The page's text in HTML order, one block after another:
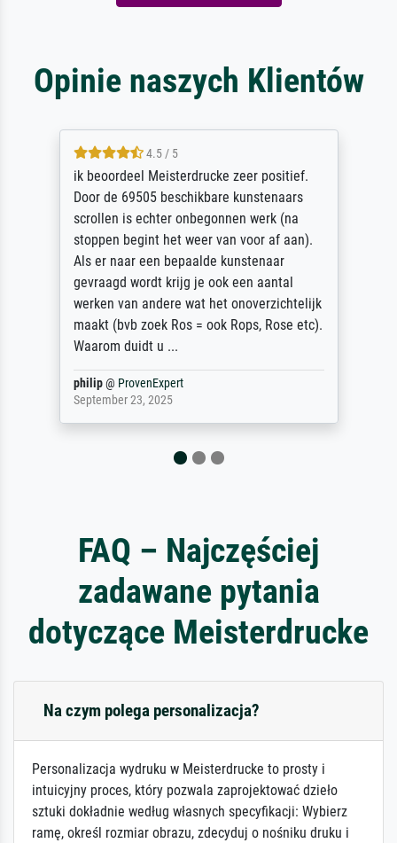
Opinie naszych Klientów
4.5 / 5
ik beoordeel Meisterdrucke zeer positief.
Door de 69505 beschikbare kunstenaars
scrollen is echter onbegonnen werk (na
stoppen begint het weer van voor af aan).
Als er naar een bepaalde kunstenaar
gevraagd wordt krijg je ook een aantal
werken van andere wat het onoverzichtelijk
maakt (bvb zoek Ros = ook Rops, Rose etc).
Waarom duidt u ...
philip@ ProvenExpert
September 23, 2025
FAQ – Najczęściej
zadawane pytania
dotyczące Meisterdrucke
Na czym polega personalizacja?
Personalizacja wydruku w Meisterdrucke to prosty i
intuicyjny proces, który pozwala zaprojektować dzieło
sztuki dokładnie według własnych specyfikacji: Wybierz
ramę, określ rozmiar obrazu, zdecyduj o nośniku druku i